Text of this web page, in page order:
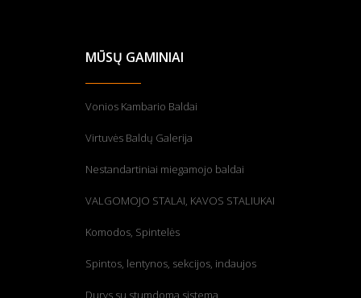
MŪSŲ GAMINIAI
Vonios Kambario Baldai
Virtuvės Baldų Galerija
Nestandartiniai miegamojo baldai
VALGOMOJO STALAI, KAVOS STALIUKAI
Komodos, Spintelės
Spintos, lentynos, sekcijos, indaujos
Durys su stumdoma sistema